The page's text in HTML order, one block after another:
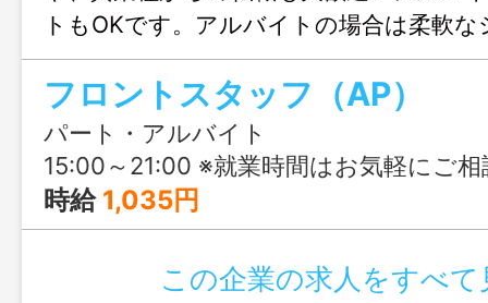
トもOKです。アルバイトの場合は柔軟
望の勤務時間や曜日に合わせて働けます
ご相談ください！
フロントスタッフ（AP）
パート・アルバイト
15:00～21:00 ※就業時間はお気軽にご
時給 1,035円
この企業の求人をすべて